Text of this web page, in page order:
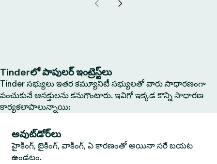
Tinderలో పాపులర్ ఇంట్రెస్ట్‌లు
Tinder సభ్యులు ఇతర కమ్యూనిటీ సభ్యులతో వారు సాధారణంగా
పంచుకునే ఆసక్తులను కనుగొంటారు. ఇవిగో ఇక్కడ కొన్ని సాధారణ
కార్యకలాపాలున్నాయి:
అవుట్‌డోర్‌లు
హైకింగ్, బైకింగ్, వాకింగ్, ఏ కారణంతో అయినా సరే బయట
ఉండటం.